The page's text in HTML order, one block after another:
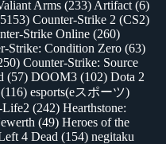
Arms (233) Artifact (6)
Counter-Strike 2 (CS2)
Strike Online (260)
Strike: Condition Zero (63)
Counter-Strike: Source
(57) DOOM3 (102) Dota 2
(116) esports(eスポーツ)
(242) Hearthstone:
(49) Heroes of the
4 Dead (154) negitaku